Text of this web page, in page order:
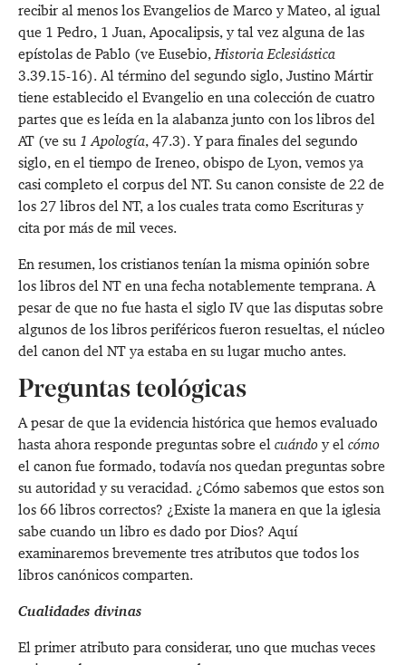
recibir al menos los Evangelios de Marco y Mateo, al igual
que 1 Pedro, 1 Juan, Apocalipsis, y tal vez alguna de las
epístolas de Pablo (ve Eusebio,Historia Eclesiástica
3.39.15-16). Al término del segundo siglo, Justino Mártir
tiene establecido el Evangelio en una colección de cuatro
partes que es leída en la alabanza junto con los libros del
AT (ve su 1 Apología, 47.3). Y para finales del segundo
siglo, en el tiempo de Ireneo, obispo de Lyon, vemos ya
casi completo el corpus del NT. Su canon consiste de 22 de
los 27 libros del NT, a los cuales trata como Escrituras y
cita por más de mil veces.
En resumen, los cristianos tenían la misma opinión sobre
los libros del NT en una fecha notablemente temprana. A
pesar de que no fue hasta el siglo IV que las disputas sobre
algunos de los libros periféricos fueron resueltas, el núcleo
del canon del NT ya estaba en su lugar mucho antes.
Preguntas teológicas
A pesar de que la evidencia histórica que hemos evaluado
hasta ahora responde preguntas sobre elcuándoy elcómo
el canon fue formado, todavía nos quedan preguntas sobre
su autoridad y su veracidad. ¿Cómo sabemos que estos son
los 66 libros correctos? ¿Existe la manera en que la iglesia
sabe cuando un libro es dado por Dios? Aquí
examinaremos brevemente tres atributos que todos los
libros canónicos comparten.
Cualidades divinas
El primer atributo para considerar, uno que muchas veces